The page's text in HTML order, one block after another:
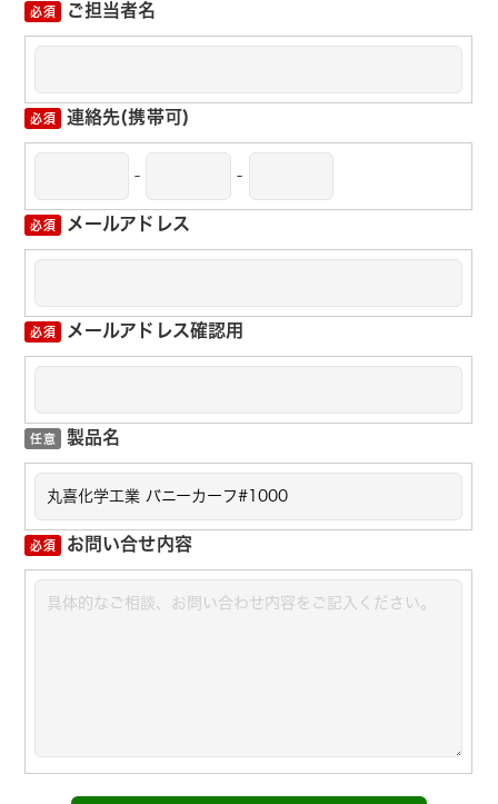
ご担当者名
連絡先(携帯可)
- -
メールアドレス
メールアドレス確認用
製品名
お問い合せ内容